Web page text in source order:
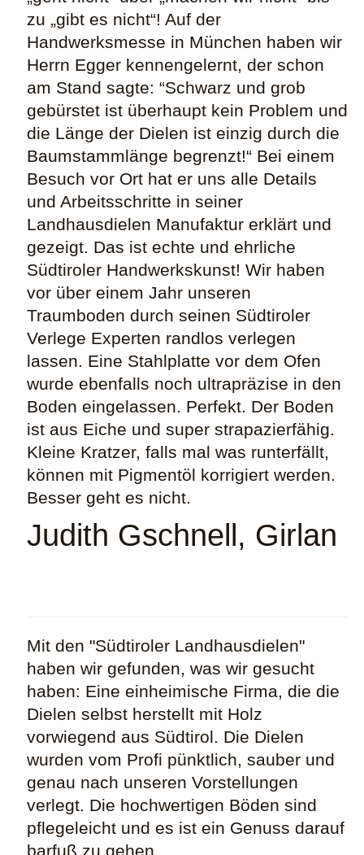
zu „gibt es nicht“! Auf der
Handwerksmesse in München haben wir
Herrn Egger kennengelernt, der schon
am Stand sagte: “Schwarz und grob
gebürstet ist überhaupt kein Problem und
die Länge der Dielen ist einzig durch die
Baumstammlänge begrenzt!“ Bei einem
Besuch vor Ort hat er uns alle Details
und Arbeitsschritte in seiner
Landhausdielen Manufaktur erklärt und
gezeigt. Das ist echte und ehrliche
Südtiroler Handwerkskunst! Wir haben
vor über einem Jahr unseren
Traumboden durch seinen Südtiroler
Verlege Experten randlos verlegen
lassen. Eine Stahlplatte vor dem Ofen
wurde ebenfalls noch ultrapräzise in den
Boden eingelassen. Perfekt. Der Boden
ist aus Eiche und super strapazierfähig.
Kleine Kratzer, falls mal was runterfällt,
können mit Pigmentöl korrigiert werden.
Besser geht es nicht.
Judith Gschnell, Girlan
Mit den "Südtiroler Landhausdielen"
haben wir gefunden, was wir gesucht
haben: Eine einheimische Firma, die die
Dielen selbst herstellt mit Holz
vorwiegend aus Südtirol. Die Dielen
wurden vom Profi pünktlich, sauber und
genau nach unseren Vorstellungen
verlegt. Die hochwertigen Böden sind
pflegeleicht und es ist ein Genuss darauf
barfuß zu gehen.